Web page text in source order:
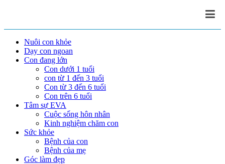
Nuôi con khỏe
Dạy con ngoan
Con đang lớn
Con dưới 1 tuổi
con từ 1 đến 3 tuổi
Con từ 3 đến 6 tuổi
Con trên 6 tuổi
Tâm sự EVA
Cuộc sống hôn nhân
Kinh nghiệm chăm con
Sức khỏe
Bệnh của con
Bệnh của mẹ
Góc làm đẹp